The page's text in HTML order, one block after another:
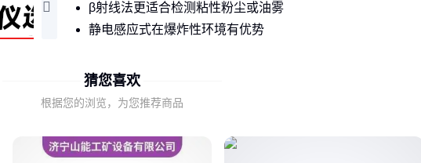
β射线法更适合检测粘性粉尘或油雾
静电感应式在爆炸性环境有优势
参数。
TL-PMM180 200型号的检测范围对应中等浓度工业环境，如木
猜您喜欢
根据您的浏览，为您推荐商品